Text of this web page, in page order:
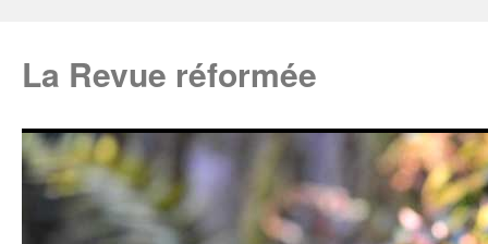
La Revue réformée